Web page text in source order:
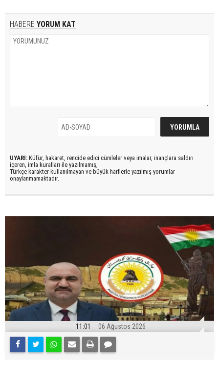
HABERE YORUM KAT
UYARI: Küfür, hakaret, rencide edici cümleler veya imalar, inançlara saldırı
içeren, imla kuralları ile yazılmamış,
Türkçe karakter kullanılmayan ve büyük harflerle yazılmış yorumlar
onaylanmamaktadır.
11:01 06 Ağustos 2026